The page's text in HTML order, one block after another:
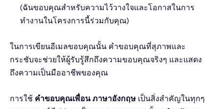
(ฉันขอบคุณสำหรับความไว้วางใจและโอกาสในการ
ทำงานในโครงการนี้ร่วมกับคุณ)
ในการเขียนอีเมลขอบคุณนั้น คำขอบคุณที่สุภาพและ
กระชับจะช่วยให้ผู้รับรู้สึกถึงความขอบคุณจริงๆ และแสดง
ถึงความเป็นมืออาชีพของคุณ
การใช้ คำขอบคุณเพื่อน ภาษาอังกฤษ เป็นสิ่งสำคัญในทุกๆ